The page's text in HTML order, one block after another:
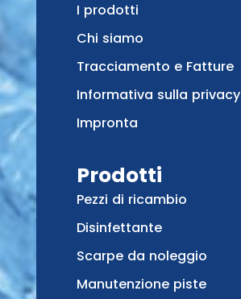
I prodotti
Chi siamo
Tracciamento e Fatture
Informativa sulla privacy
Impronta
Prodotti
Pezzi di ricambio
Disinfettante
Scarpe da noleggio
Manutenzione piste